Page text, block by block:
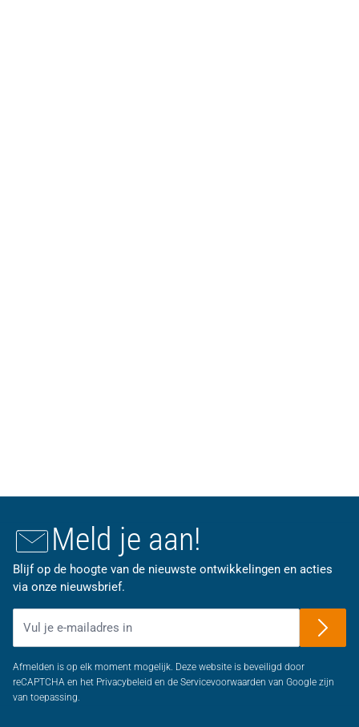
Meld je aan!
Blijf op de hoogte van de nieuwste ontwikkelingen en acties
via onze nieuwsbrief.
Afmelden is op elk moment mogelijk. Deze website is beveiligd door
reCAPTCHA en het Privacybeleid en de Servicevoorwaarden van Google zijn
van toepassing.